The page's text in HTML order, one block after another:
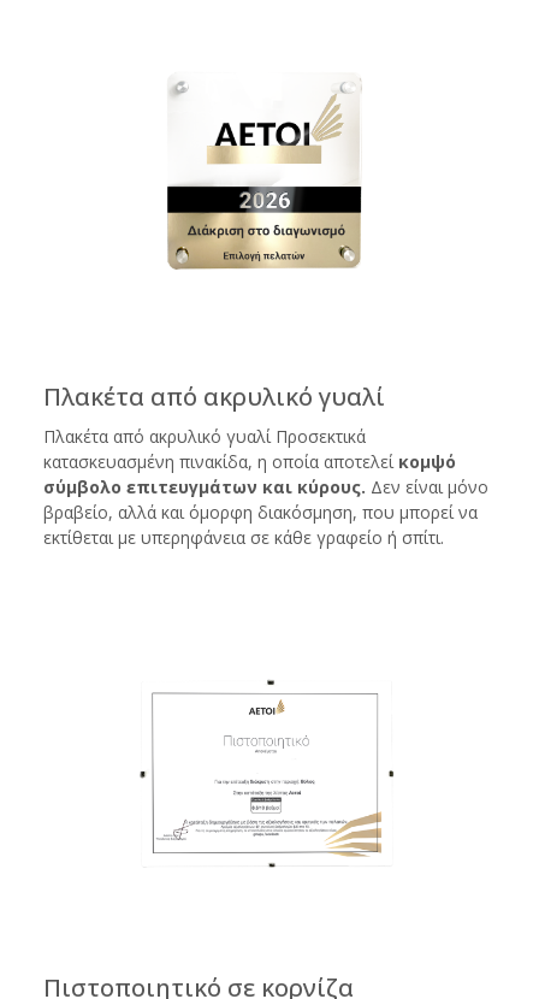
Πλακέτα από ακρυλικό γυαλί
Πλακέτα από ακρυλικό γυαλί Προσεκτικά
κατασκευασμένη πινακίδα, η οποία αποτελεί κομψό
σύμβολο επιτευγμάτων και κύρους. Δεν είναι μόνο
βραβείο, αλλά και όμορφη διακόσμηση, που μπορεί να
εκτίθεται με υπερηφάνεια σε κάθε γραφείο ή σπίτι.
Πιστοποιητικό σε κορνίζα